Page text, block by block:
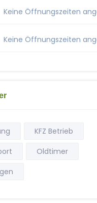
Keine Öffnungszeiten
Keine Öffnungszeiten
KFZ Betrieb
Oldtimer